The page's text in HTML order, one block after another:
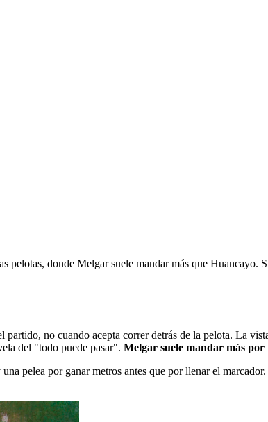
donde Melgar suele mandar más que Huancayo.
no cuando acepta correr detrás de la pelota. La
del "todo puede pasar". Melgar suele mandar más
pelea por ganar metros antes que por llenar el marcador.